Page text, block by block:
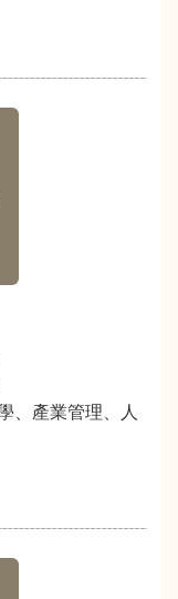
、產業管理、人